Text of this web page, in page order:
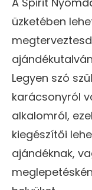
üzketében
Legyen szó
karácsonyról
alkalomról,
kiegészítői
ajándéknak,